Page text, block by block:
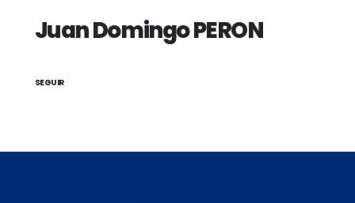
Juan Domingo PERON
SEGUIR